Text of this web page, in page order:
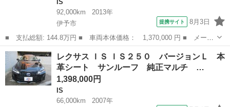
IS
92,000km
2013年
伊予市
提携サイト 8月3日
■ 支払総額: 144.8万円 ■ 車両本体価格： 1,370,000 円 ■ メーカ
ー名： レクサス ■ 車種名： ＩＳ ■ グレード名： ＩＳ３００
ｈ 前クリアランスソナー後コーナーセンサー テレコクピットステ
アリング...
愛媛 伊予市 IS
レクサス ＩＳ ＩＳ２５０ バージョンＬ 本
革シート サンルーフ 純正マルチ …
1,398,000円
IS
66,000km
2007年